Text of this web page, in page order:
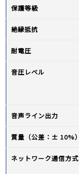
保護等級
絶縁抵抗
耐電圧
音圧レベル
音声ライン出力
質量（公差：± 10%）
ネットワーク通信方式